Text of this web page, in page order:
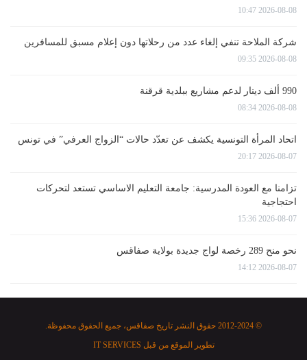
2026-08-08 10:47
شركة الملاحة تنفي إلغاء عدد من رحلاتها دون إعلام مسبق للمسافرين
2026-08-08 09:35
990 ألف دينار لدعم مشاريع ببلدية قرقنة
2026-08-08 08:34
اتحاد المرأة التونسية يكشف عن تعدّد حالات “الزواج العرفي” في تونس
2026-08-07 20:17
تزامنا مع العودة المدرسية: جامعة التعليم الاساسي تستعد لتحركات
احتجاجية
2026-08-07 15:36
نحو منح 289 رخصة لواج جديدة بولاية صفاقس
2026-08-07 14:12
© 2012-2024 حقوق النشر تاريخ صفاقس، جميع الحقوق محفوظة.
تطوير الموقع من قبل IT SERVICES